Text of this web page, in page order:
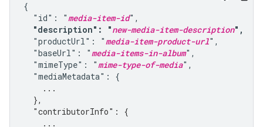
{
  "id": "
media-item-id",
"description": "new-media-item-description",
  "productUrl": "
media-item-product-url",
  "baseUrl": "
media-items-in-album",
  "mimeType": "
mime-type-of-media",
    ...
  },
  "contributorInfo": {
    ...